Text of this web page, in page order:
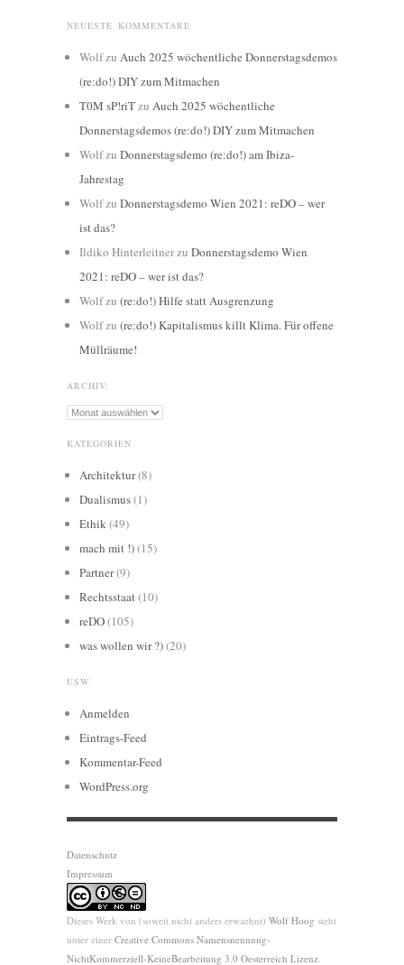
NEUESTE KOMMENTARE
Wolfzu Auch 2025 wöchentliche Donnerstagsdemos
(re:do!) DIY zum Mitmachen
T0M sP!riTzu Auch 2025 wöchentliche
Donnerstagsdemos (re:do!) DIY zum Mitmachen
Wolfzu Donnerstagsdemo (re:do!) am Ibiza-
Jahrestag
Wolfzu Donnerstagsdemo Wien 2021: reDO – wer
ist das?
Ildiko Hinterleitnerzu Donnerstagsdemo Wien
2021: reDO – wer ist das?
Wolfzu (re:do!) Hilfe statt Ausgrenzung
Wolfzu (re:do!) Kapitalismus killt Klima. Für offene
Müllräume!
ARCHIV:
Archiv:
KATEGORIEN
Architektur(8)
Dualismus(1)
Ethik(49)
mach mit !)(15)
Partner(9)
Rechtsstaat(10)
reDO(105)
was wollen wir ?)(20)
USW.
Anmelden
Eintrags-Feed
Kommentar-Feed
WordPress.org
Datenschutz
Impressum
Dieses Werk von (soweit nicht anders erwaehnt) Wolf Hoog steht
unter einer Creative Commons Namensnennung-
NichtKommerziell-KeineBearbeitung 3.0 Oesterreich Lizenz.